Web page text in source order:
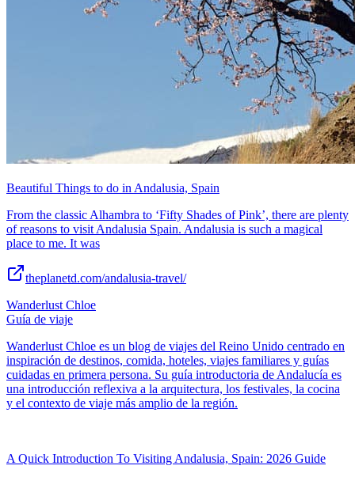
Beautiful Things to do in Andalusia, Spain
From the classic Alhambra to ‘Fifty Shades of Pink’, there are plenty
of reasons to visit Andalusia Spain. Andalusia is such a magical
place to me. It was
theplanetd.com/andalusia-travel/
Wanderlust Chloe
Guía de viaje
Wanderlust Chloe es un blog de viajes del Reino Unido centrado en
inspiración de destinos, comida, hoteles, viajes familiares y guías
cuidadas en primera persona. Su guía introductoria de Andalucía es
una introducción reflexiva a la arquitectura, los festivales, la cocina
y el contexto de viaje más amplio de la región.
A Quick Introduction To Visiting Andalusia, Spain: 2026 Guide